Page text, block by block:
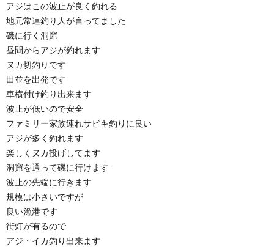
アジはこの波止が良く釣れる
地元常連釣り人が言ってました
磯に行く洞窟
昼間からアジが釣れます
ヌカ切釣りです
田並を出発です
車横付け釣り出来ます
波止が低いので安全
ファミリー家族連れサビキ釣りに良い
アジが多く釣れます
楽しくヌカ投げしてます
洞窟を通って磯に行けます
波止の先端に行きます
規模は小さいですが
良い漁港です
街灯が有るので
アジ・イカ釣り出来ます